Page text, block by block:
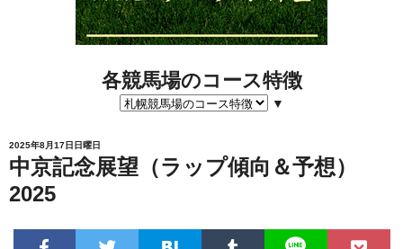
各競馬場のコース特徴
▼
2025年8月17日日曜日
中京記念展望（ラップ傾向＆予想）
2025